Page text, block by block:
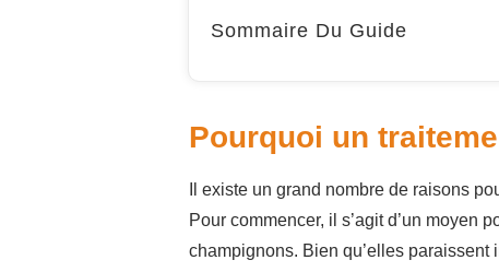
Sommaire Du Guide
Pourquoi un
Il existe un grand nombre de raisons
Pour commencer, il s’agit d’un moyen
champignons. Bien qu’elles